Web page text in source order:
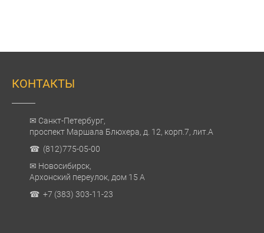
КОНТАКТЫ
✉ Санкт-Петербург,
проспект Маршала Блюхера, д. 12, корп.7, лит.А
☎ (812)775-05-00
✉ Новосибирск,
Архонский переулок, дом 15 А
☎ +7 (383) 303-11-23